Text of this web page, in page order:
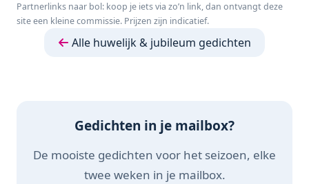
waterdicht
Lichaamsanalyse -
Weegschalen -
Zwart/Zilver
Partnerlinks naar bol: koop je iets via zo’n link, dan ontvangt deze
site een kleine commissie. Prijzen zijn indicatief.
Alle huwelijk & jubileum gedichten
Gedichten in je mailbox?
De mooiste gedichten voor het seizoen, elke
twee weken in je mailbox.